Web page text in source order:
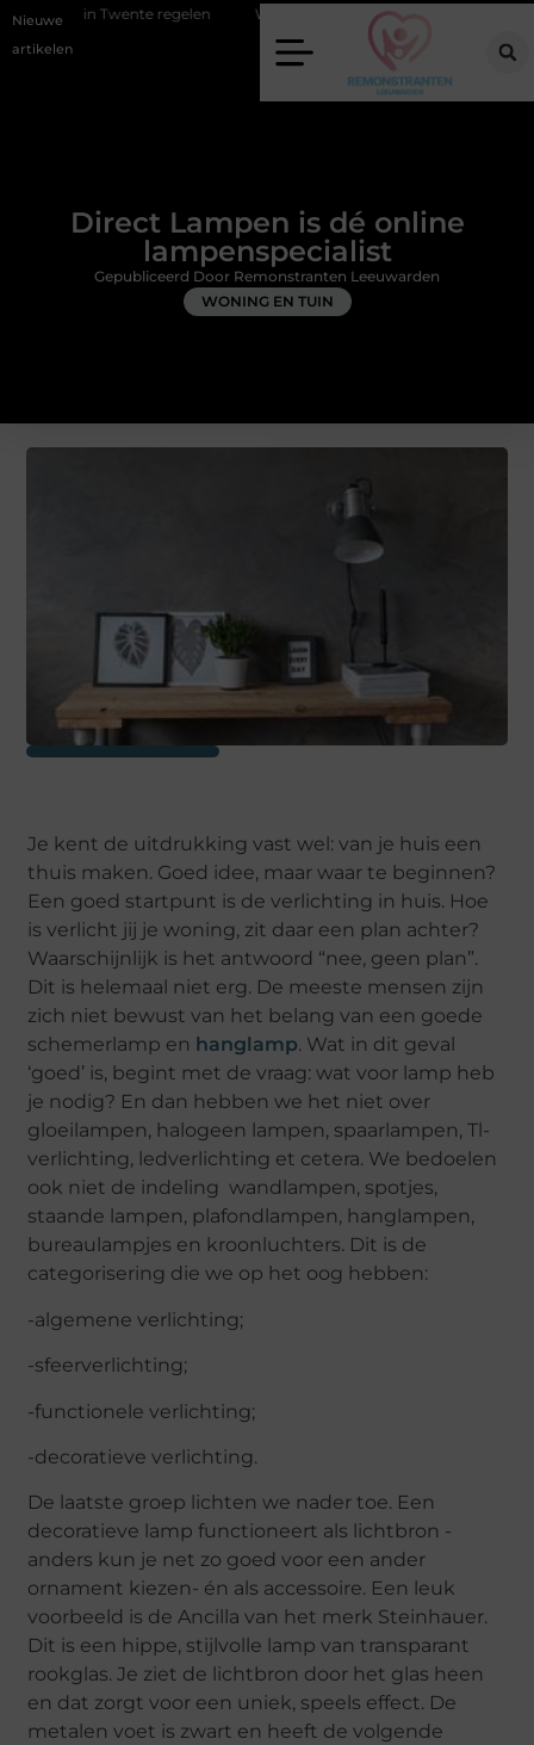
Nieuwe
artikelen
regelen Wat zero-click search betekent voor de toekomst van
Direct Lampen is dé online
lampenspecialist
WONING EN TUIN
Gepubliceerd Door Remonstranten Leeuwarden
Je kent de uitdrukking vast wel: van je huis een
thuis maken. Goed idee, maar waar te beginnen?
Een goed startpunt is de verlichting in huis. Hoe
is verlicht jij je woning, zit daar een plan achter?
Waarschijnlijk is het antwoord “nee, geen plan”.
Dit is helemaal niet erg. De meeste mensen zijn
zich niet bewust van het belang van een goede
schemerlamp en hanglamp. Wat in dit geval
‘goed’ is, begint met de vraag: wat voor lamp heb
je nodig? En dan hebben we het niet over
gloeilampen, halogeen lampen, spaarlampen, Tl-
verlichting, ledverlichting et cetera. We bedoelen
ook niet de indeling wandlampen, spotjes,
staande lampen, plafondlampen, hanglampen,
bureaulampjes en kroonluchters. Dit is de
categorisering die we op het oog hebben:
-algemene verlichting;
-sfeerverlichting;
-functionele verlichting;
-decoratieve verlichting.
De laatste groep lichten we nader toe. Een
decoratieve lamp functioneert als lichtbron -
anders kun je net zo goed voor een ander
ornament kiezen- én als accessoire. Een leuk
voorbeeld is de Ancilla van het merk Steinhauer.
Dit is een hippe, stijlvolle lamp van transparant
rookglas. Je ziet de lichtbron door het glas heen
en dat zorgt voor een uniek, speels effect. De
metalen voet is zwart en heeft de volgende